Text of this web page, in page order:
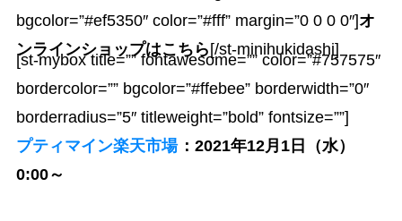
bgcolor=”#ef5350″ color=”#fff” margin=”0 0 0 0″]オ
ンラインショップはこちら [/st-minihukidashi]
[st-mybox title=”” fontawesome=”” color=”#757575″
bordercolor=”” bgcolor=”#ffebee” borderwidth=”0″
borderradius=”5″ titleweight=”bold” fontsize=””]
プティマイン楽天市場：2021年12月1日（水）
0:00～